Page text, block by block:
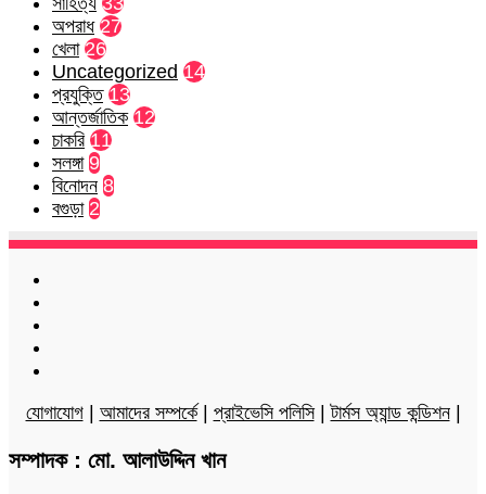
অপরাধ 27
খেলা 26
Uncategorized 14
প্রযুক্তি 13
আন্তর্জাতিক 12
চাকরি 11
সলঙ্গা 9
বিনোদন 8
বগুড়া 2
যোগাযোগ| আমাদের সম্পর্কে| প্রাইভেসি পলিসি|টার্মস অ্যান্ড কন্ডিশন|
সম্পাদক : মো. আলাউদ্দিন খান